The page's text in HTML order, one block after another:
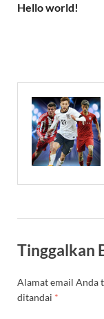
Hello world!
Tinggalkan
Alamat email Anda
ditandai *